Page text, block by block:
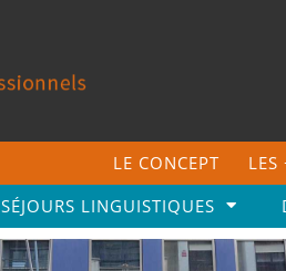
LE CONCEPT LES
SÉJOURS LINGUISTIQUES